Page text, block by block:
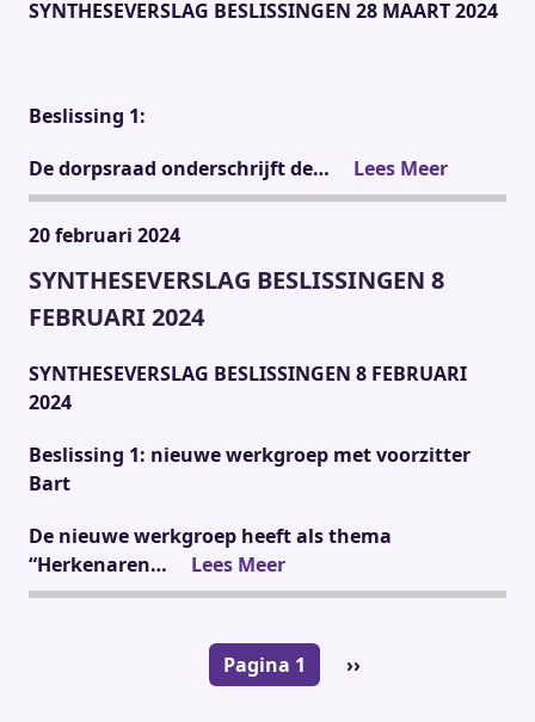
SYNTHESEVERSLAG BESLISSINGEN 28 MAART 2024
Beslissing 1:
De dorpsraad onderschrijft de…
Lees Meer
20 februari 2024
SYNTHESEVERSLAG BESLISSINGEN 8
FEBRUARI 2024
SYNTHESEVERSLAG BESLISSINGEN 8 FEBRUARI
2024
Beslissing 1: nieuwe werkgroep met voorzitter
Bart
De nieuwe werkgroep heeft als thema
“Herkenaren…
Lees Meer
Pagina 1
Volgende
››